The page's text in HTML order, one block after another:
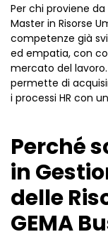
Per chi proviene
Master in Risorse
competenze già
ed empatia, con
mercato del
permette di
i processi HR con
Perché
in
delle
GEMA